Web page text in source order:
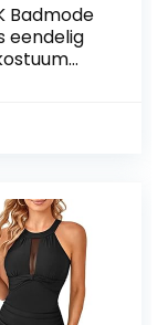
Badmode
eendelig